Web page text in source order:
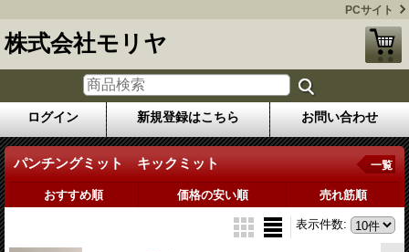
PCサイト
株式会社モリヤ
ログイン 新規登録はこちら お問い合わせ
パンチングミット キックミット 一覧
おすすめ順 価格の安い順 売れ筋順
表示件数: